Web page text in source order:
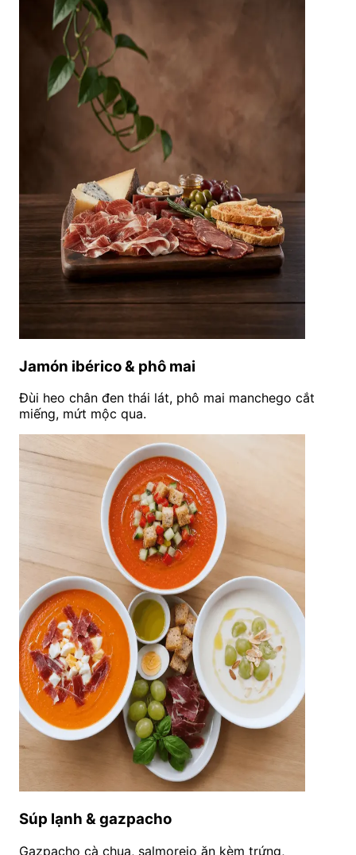
Jamón ibérico & phô mai
Đùi heo chân đen thái lát, phô mai manchego cắt
miếng, mứt mộc qua.
Súp lạnh & gazpacho
Gazpacho cà chua, salmorejo ăn kèm trứng,